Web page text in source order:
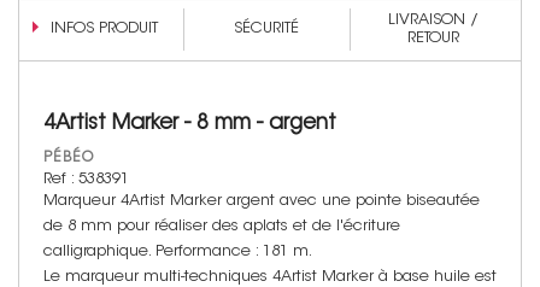
INFOS PRODUIT SÉCURITÉ
LIVRAISON /
RETOUR
4Artist Marker - 8 mm - argent
PÉBÉO
Ref : 538391
Marqueur 4Artist Marker argent avec une pointe biseautée
de 8 mm pour réaliser des aplats et de l'écriture
calligraphique. Performance : 181 m.
Le marqueur multi-techniques 4Artist Marker à base huile est